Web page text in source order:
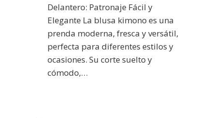
Delantero: Patronaje Fácil y
Elegante La blusa kimono es una
prenda moderna, fresca y versátil,
perfecta para diferentes estilos y
ocasiones. Su corte suelto y
cómodo,…